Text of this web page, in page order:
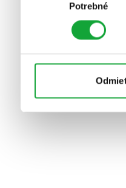
Potrebné